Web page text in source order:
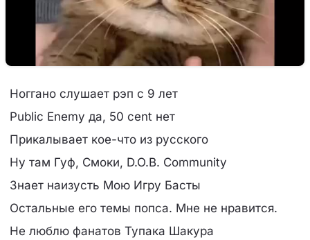
Ноггано слушает рэп с 9 лет
Public Enemy да, 50 сent нет
Прикалывает кое-что из русского
Ну там Гуф, Смоки, D.O.B. Community
Знает наизусть Мою Игру Басты
Остальные его темы попса. Мне не нравится.
Не люблю фанатов Тупака Шакура